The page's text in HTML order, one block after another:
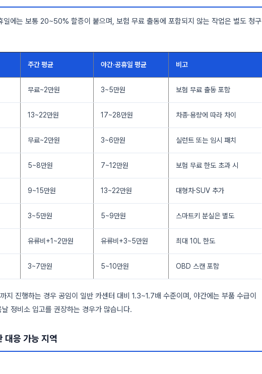
에는 보통 20~50% 할증이 붙으며, 보험 무료 출동에 포함되지 않는 작업은 별도 청구
주간 평균 야간·공휴일 평균 비고
무료~2만원 3~5만원 보험 무료 출동 포함
13~22만원 17~28만원 차종·용량에 따라 차이
무료~2만원 3~6만원 실런트 또는 임시 패치
5~8만원 7~12만원 보험 무료 한도 초과 시
9~15만원 13~22만원 대형차·SUV 추가
3~5만원 5~9만원 스마트키 분실은 별도
유류비+1~2만원 유류비+3~5만원 최대 10L 한도
3~7만원 5~10만원 OBD 스캔 포함
지 진행하는 경우 공임이 일반 카센터 대비 1.3~1.7배 수준이며, 야간에는 부품 수급이
정비소 입고를 권장하는 경우가 많습니다.
대응 가능 지역